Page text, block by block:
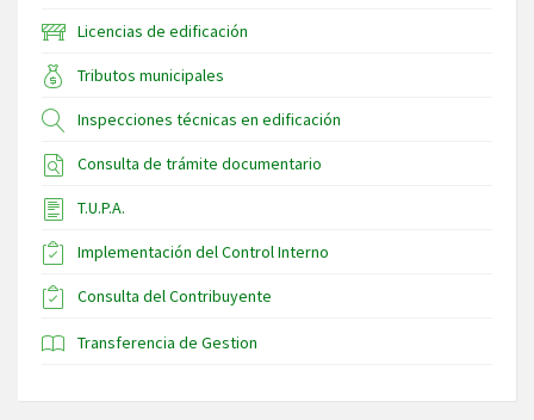
Licencias de edificación
Tributos municipales
Inspecciones técnicas en edificación
Consulta de trámite documentario
T.U.P.A.
Implementación del Control Interno
Consulta del Contribuyente
Transferencia de Gestion